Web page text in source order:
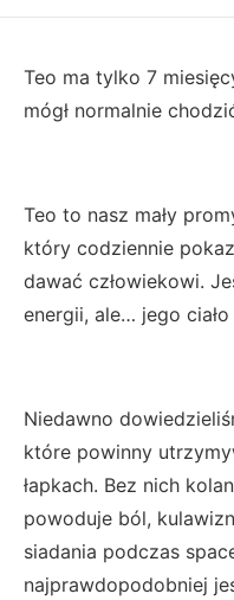
Teo ma tylko 7
mógł normalnie
Teo to nasz mały
który codziennie
dawać człowiekowi.
energii, ale… jego
Niedawno
które powinny
łapkach. Bez nich
powoduje ból,
siadania podczas
najprawdopodobniej